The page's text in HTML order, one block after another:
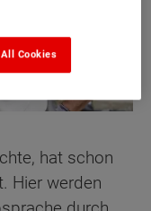
hat schon
Hier werden
Cookies